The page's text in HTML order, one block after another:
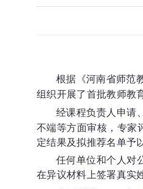
根据《河南省师范
组织开展了首批教师教
经课程负责人申请
不端等方面审核，专家
定结果及拟推荐名单予
任何单位和个人对
在异议材料上签署真实